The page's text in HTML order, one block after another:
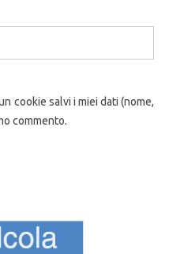
cookie salvi i miei dati (nome,
commento.